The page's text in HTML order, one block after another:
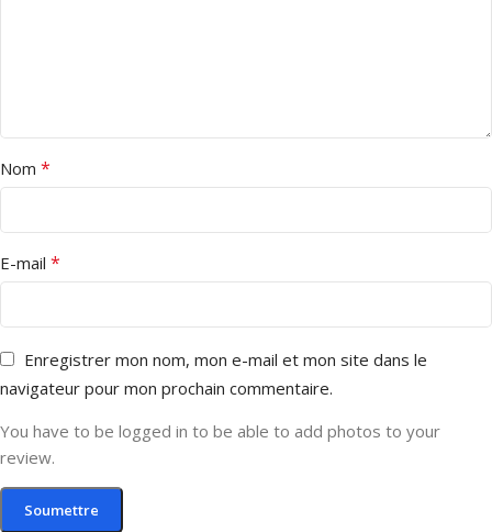
Nom *
E-mail *
Enregistrer mon nom, mon e-mail et mon site dans le
navigateur pour mon prochain commentaire.
You have to be logged in to be able to add photos to your
review.